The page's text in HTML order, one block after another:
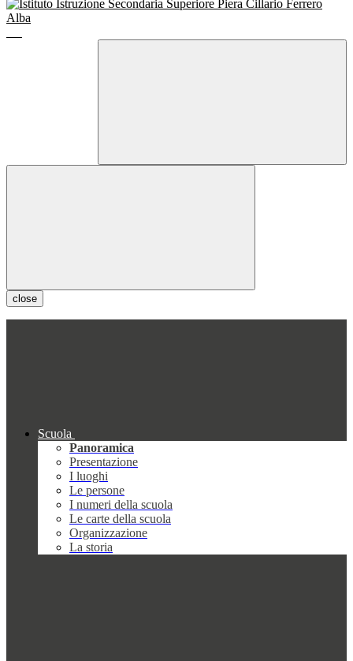
close
Scuola
Panoramica
Presentazione
I luoghi
Le persone
I numeri della scuola
Le carte della scuola
Organizzazione
La storia